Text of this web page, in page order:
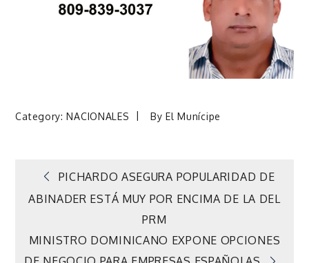
Category:NACIONALES ByEl Munícipe
Navegación
PICHARDO ASEGURA POPULARIDAD DE
ABINADER ESTÁ MUY POR ENCIMA DE LA DEL
PRM
MINISTRO DOMINICANO EXPONE OPCIONES